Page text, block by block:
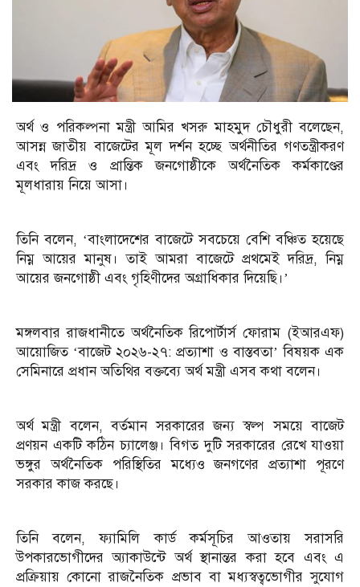
অর্থ ও পরিকল্পনা মন্ত্রী আমির খসরু মাহমুদ চৌধুরী বলেছেন,
আসন্ন জাতীয় বাজেটের মূল দর্শন হচ্ছে অর্থনীতির গণতন্ত্রীকরণ
এবং দরিদ্র ও প্রান্তিক জনগোষ্ঠীকে অর্থনৈতিক কর্মকাণ্ডের
মূলধারায় নিয়ে আসা।
তিনি বলেন, ‘বাংলাদেশের বাজেটে সবচেয়ে বেশি বঞ্চিত হয়েছে
নিম্ন আয়ের মানুষ। তাই আমরা বাজেটে প্রথমেই দরিদ্র, নিম্ন
আয়ের জনগোষ্ঠী এবং গৃহিণীদের অগ্রাধিকার দিয়েছি।’
মঙ্গলবার রাজধানীতে অর্থনৈতিক রিপোর্টার্স ফোরাম (ইআরএফ)
আয়োজিত ‘বাজেট ২০২৬-২৭: প্রত্যাশা ও বাস্তবতা’ বিষয়ক এক
সেমিনারে প্রধান অতিথির বক্তব্যে অর্থ মন্ত্রী এসব কথা বলেন।
অর্থ মন্ত্রী বলেন, বর্তমান সরকারের জন্য স্বল্প সময়ে বাজেট
প্রণয়ন একটি কঠিন চ্যালেঞ্জ। বিগত দুটি সরকারের রেখে যাওয়া
ভঙ্গুর অর্থনৈতিক পরিস্থিতির মধ্যেও জনগণের প্রত্যাশা পূরণে
সরকার কাজ করছে।
তিনি বলেন, ফ্যামিলি কার্ড কর্মসূচির আওতায় সরাসরি
উপকারভোগীদের অ্যাকাউন্টে অর্থ স্থানান্তর করা হবে এবং এ
প্রক্রিয়ায় কোনো রাজনৈতিক প্রভাব বা মধ্যস্বত্বভোগীর সুযোগ